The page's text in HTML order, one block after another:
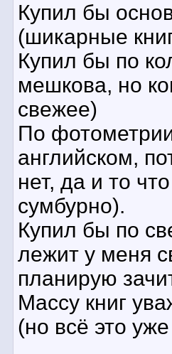
Купил бы
(шикарные
Купил бы по
мешкова, но
свежее)
По
английском,
нет, да и то
сумбурно).
Купил бы по
лежит у меня
планирую
Массу книг
(но всё это